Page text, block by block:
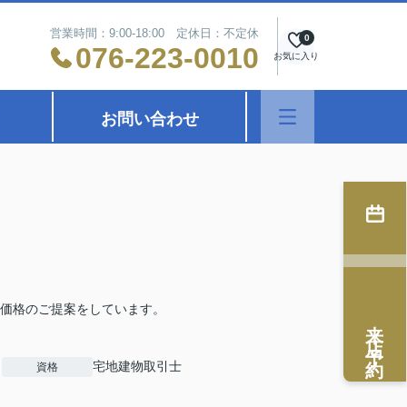
営業時間：9:00-18:00 定休日：不定休
076-223-0010 お気に入り
0
お問い合わせ
格のご提案をしています。
資格 宅地建物取引士
来店予約